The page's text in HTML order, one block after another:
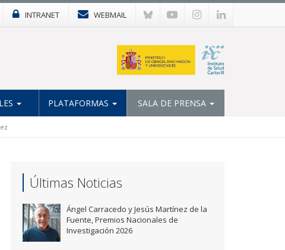
INTRANET WEBMAIL
PLATAFORMAS SALA DE PRENSA
Últimas Noticias
Ángel Carracedo y Jesús Martínez de la
Fuente, Premios Nacionales de
Investigación 2026